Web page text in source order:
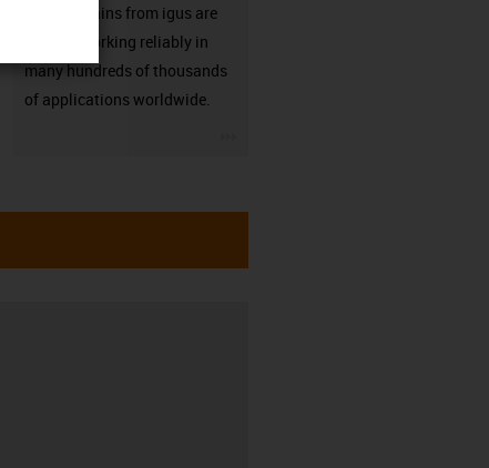
Energy chains from igus are
already working reliably in
many hundreds of thousands
of applications worldwide.